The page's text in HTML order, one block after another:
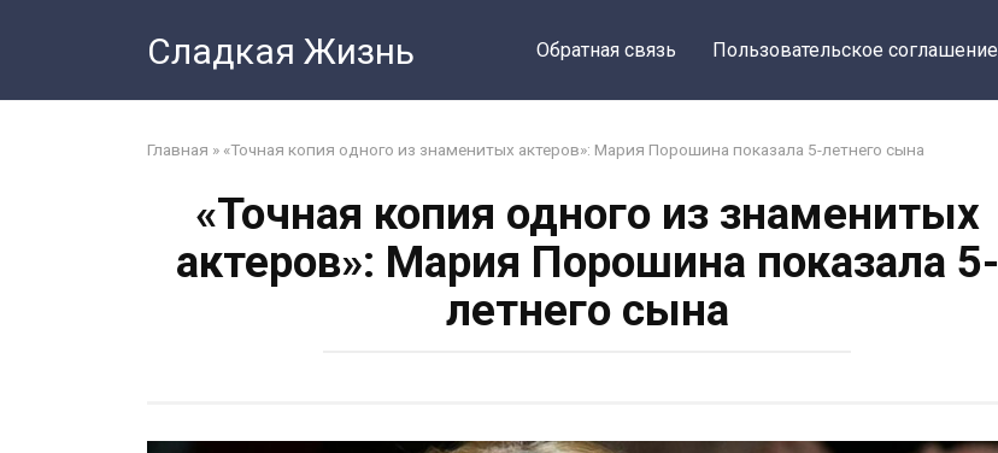
Сладкая Жизнь Обратная связь Пользовательское соглашение
Главная » «Точная копия одного из знаменитых актеров»: Мария Порошина показала 5-летнего сына
«Точная копия одного из знаменитых
актеров»: Мария Порошина показала 5-
летнего сына